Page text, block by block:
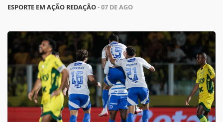
ESPORTE EM AÇÃO REDAÇÃO- 07 DE AGO